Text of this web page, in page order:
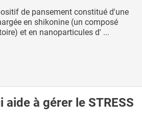
de pansement constitué d'une
en shikonine (un composé
et en nanoparticules d' ...
aide à gérer le STRESS